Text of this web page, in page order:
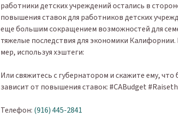
работники детских учреждений остались в
повышения ставок для работников детских
еще большим сокращением возможностей для
тяжелые последствия для экономики
мер, используя хэштеги:
Или свяжитесь с губернатором и скажите ему,
зависит от повышения ставок: #CABudget
Телефон: (916) 445-2841